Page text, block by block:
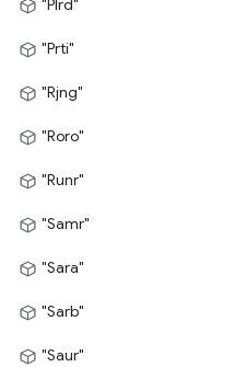
"Plrd"
"Prti"
"Rjng"
"Roro"
"Runr"
"Samr"
"Sara"
"Sarb"
"Saur"